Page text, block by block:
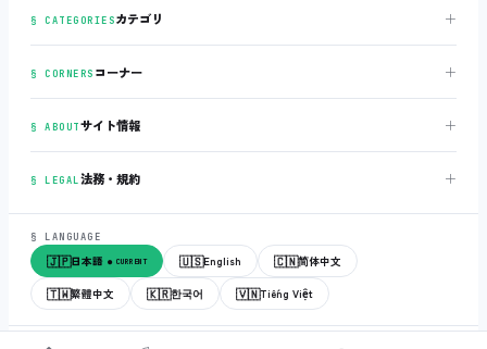
§ CATEGORIESカテゴリ ＋
§ CORNERS コーナー ＋
§ ABOUTサイト情報 ＋
§ LEGAL法務・規約 ＋
§ LANGUAGE
🇯🇵日本語 ● CURRENT 🇺🇸English 🇨🇳简体中文
🇹🇼繁體中文 🇰🇷한국어 🇻🇳Tiếng Việt